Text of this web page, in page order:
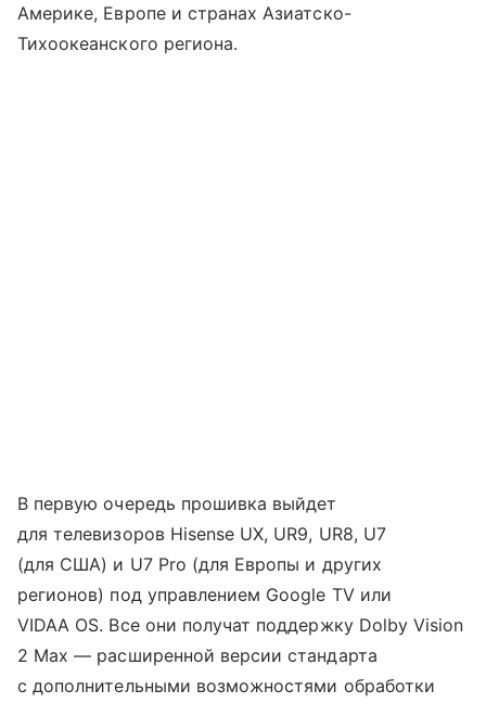
Америке, Европе и странах Азиатско-
Тихоокеанского региона.
В первую очередь прошивка выйдет
для телевизоров Hisense UX, UR9, UR8, U7
(для США) и U7 Pro (для Европы и других
регионов) под управлением Google TV или
VIDAA OS. Все они получат поддержку Dolby Vision
2 Max — расширенной версии стандарта
с дополнительными возможностями обработки